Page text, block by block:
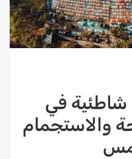
شاطئية في
والاستجمام